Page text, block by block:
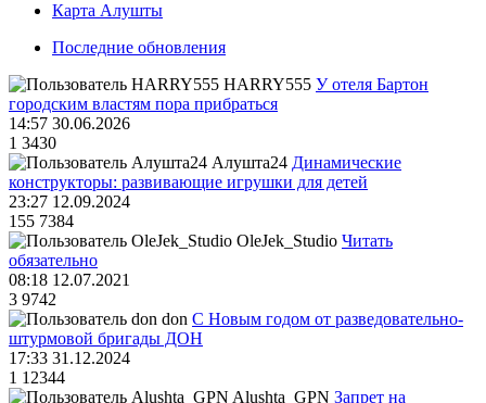
Карта Алушты
Последние обновления
HARRY555 У отеля Бартон
городским властям пора прибраться
14:57 30.06.2026
1 3430
Алушта24 Динамические
конструкторы: развивающие игрушки для детей
23:27 12.09.2024
155 7384
OleJek_Studio Читать
обязательно
08:18 12.07.2021
3 9742
don С Новым годом от разведовательно-
штурмовой бригады ДОН
17:33 31.12.2024
1 12344
Alushta_GPN Запрет на